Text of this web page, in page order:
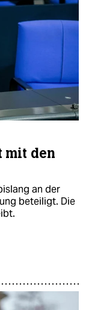
mit den
an der
beteiligt. Die